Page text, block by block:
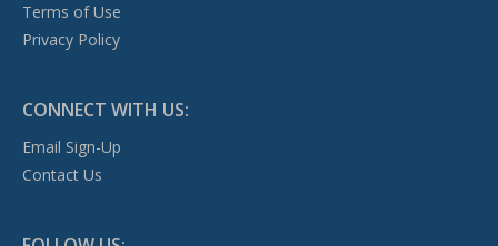
Terms of Use
Privacy Policy
CONNECT WITH US:
Email Sign-Up
Contact Us